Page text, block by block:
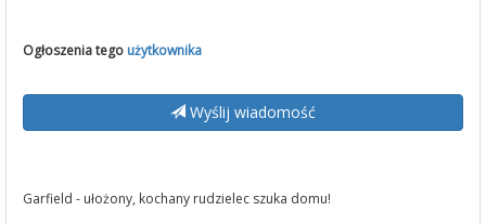
Ogłoszenia tego użytkownika
Wyślij wiadomość
Garfield - ułożony, kochany rudzielec szuka domu!